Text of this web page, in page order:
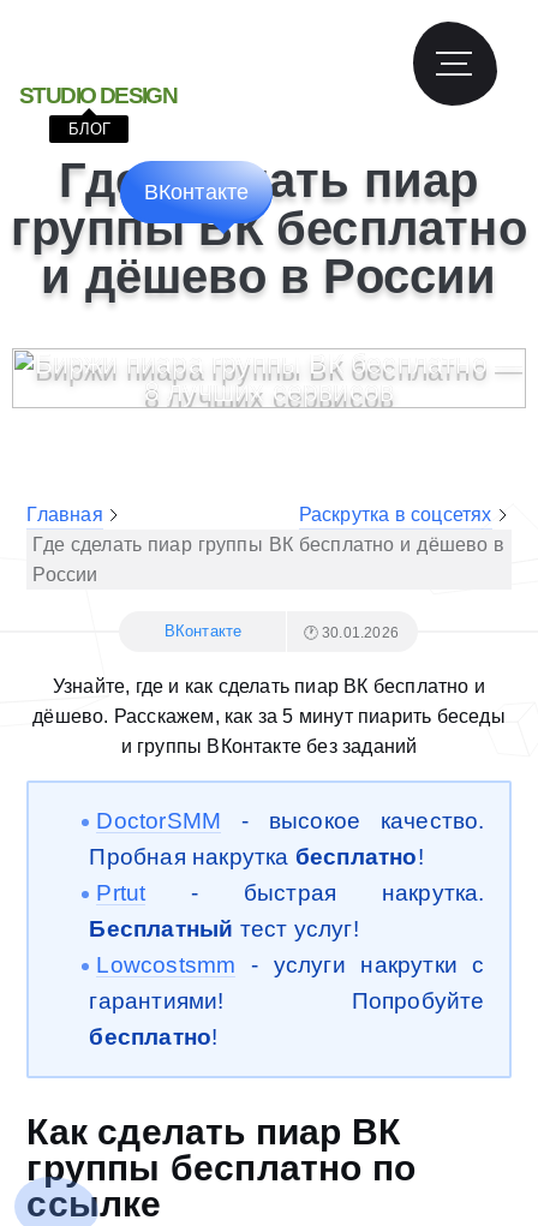
STUDIO DESIGN
БЛОГ
Где сделать пиар
группы ВК бесплатно
и дёшево в России
ВКонтакте
Главная
Раскрутка в соцсетях
Где сделать пиар группы ВК бесплатно и дёшево в
России
ВКонтакте 🕐 30.01.2026
Узнайте, где и как сделать пиар ВК бесплатно и
дёшево. Расскажем, как за 5 минут пиарить беседы
и группы ВКонтакте без заданий
DoctorSMM - высокое качество.
Пробная накрутка бесплатно!
Prtut - быстрая накрутка.
Бесплатный тест услуг!
Lowcostsmm - услуги накрутки с
гарантиями! Попробуйте
бесплатно!
Как сделать пиар ВК
группы бесплатно по
ссылке